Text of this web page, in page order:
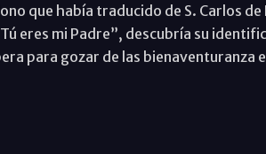
que había traducido de S. Carlos
eres mi Padre”, descubría su
para gozar de las bienaventuranza